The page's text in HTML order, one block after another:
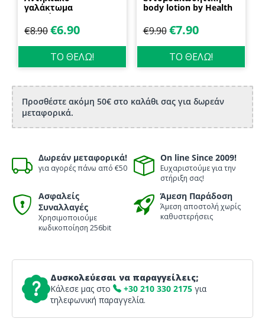
γαλάκτωμα
προσώπου και
σώματος 70ml
Biosanto
€8.90€6.90
ΤΟ ΘΕΛΩ!
body lotion by Health
€9.90 €7.90
ΤΟ ΘΕΛΩ!
Προσθέστε ακόμη 50€ στο καλάθι σας για δωρεάν
μεταφορικά.
Δωρεάν μεταφορικά!
για αγορές πάνω από €50
On line Since 2009!
Ευχαριστούμε για την
στήριξη σας!
Ασφαλείς
Συναλλαγές
Χρησιμοποιούμε
κωδικοποίηση 256bit
Άμεση Παράδοση
Άμεση αποστολή χωρίς
καθυστερήσεις
Δυσκολεύεσαι να παραγγείλεις;
Κάλεσε μας στο
+30 210 330 2175 για
τηλεφωνική παραγγελία.